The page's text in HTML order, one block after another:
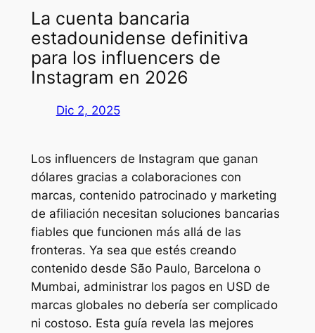
La cuenta bancaria
estadounidense definitiva
para los influencers de
Instagram en 2026
Dic 2, 2025
Los influencers de Instagram que ganan
dólares gracias a colaboraciones con
marcas, contenido patrocinado y marketing
de afiliación necesitan soluciones bancarias
fiables que funcionen más allá de las
fronteras. Ya sea que estés creando
contenido desde São Paulo, Barcelona o
Mumbai, administrar los pagos en USD de
marcas globales no debería ser complicado
ni costoso. Esta guía revela las mejores